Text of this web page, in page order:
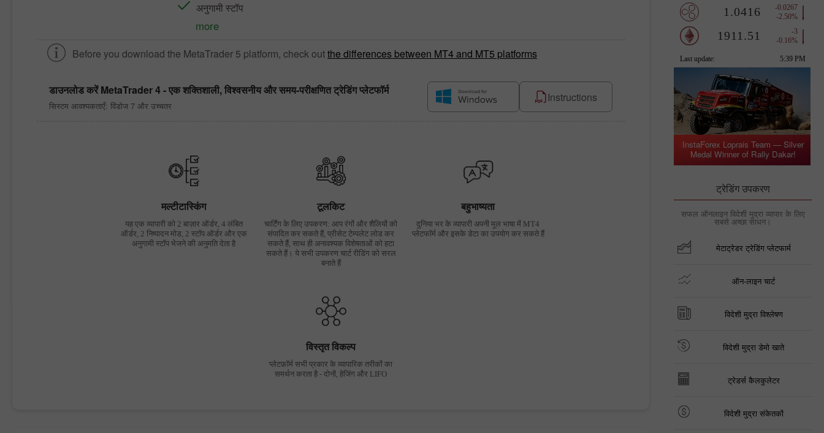
अनुगामी स्टॉप
more
Before you download the MetaTrader 5 platform, check outthe differences between MT4 and MT5 platforms
डाउनलोड करेंMetaTrader 4- एक शक्तिशाली, विश्वसनीय और समय-परीक्षणित ट्रेडिंग प्लेटफॉर्म
सिस्टम आवश्यकताएँ: विंडोज 7 और उच्चतर
Instructions
मल्टीटास्किंग
यह एक व्यापारी को 2 बाज़ार ऑर्डर, 4 लंबित
ऑर्डर, 2 निष्पादन मोड, 2 स्टॉप ऑर्डर और एक
अनुगामी स्टॉप भेजने की अनुमति देता है
टूलकिट
चार्टिंग के लिए उपकरण: आप रंगों और शैलियों को
संपादित कर सकते हैं, प्रीसेट टेम्पलेट लोड कर
सकते हैं, साथ ही अनावश्यक विशेषताओं को हटा
सकते हैं। ये सभी उपकरण चार्ट रीडिंग को सरल
बनाते हैं
बहुभाष्यता
दुनिया भर के व्यापारी अपनी मूल भाषा में MT4
प्लेटफॉर्म और इसके डेटा का उपयोग कर सकते हैं
विस्तृत विकल्प
प्लेटफ़ॉर्म सभी प्रकार के व्यापारिक तरीकों का
समर्थन करता है - दोनों, हेजिंग और LIFO
InstaForex Loprais Team — Silver
Medal Winner of Rally Dakar!
ट्रेडिंग उपकरण
सफल ऑनलाइन विदेशी मुद्रा व्यापार के लिए
सबसे अच्छा साधन।
मेटाट्रेडर ट्रेडिंग प्लेटफार्म
ऑन-लाइन चार्ट
विदेशी मुद्रा विश्लेषण
विदेशी मुद्रा डेमो खाते
ट्रेडर्स कैलकुलेटर
विदेशी मुद्रा संकेतकों